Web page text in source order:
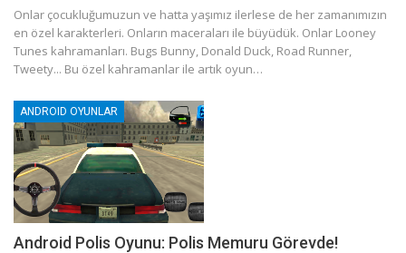
Onlar çocukluğumuzun ve hatta yaşımız ilerlese de her zamanımızın
en özel karakterleri. Onların maceraları ile büyüdük. Onlar Looney
Tunes kahramanları. Bugs Bunny, Donald Duck, Road Runner,
Tweety... Bu özel kahramanlar ile artık oyun…
ANDROID OYUNLAR
Android Polis Oyunu: Polis Memuru Görevde!